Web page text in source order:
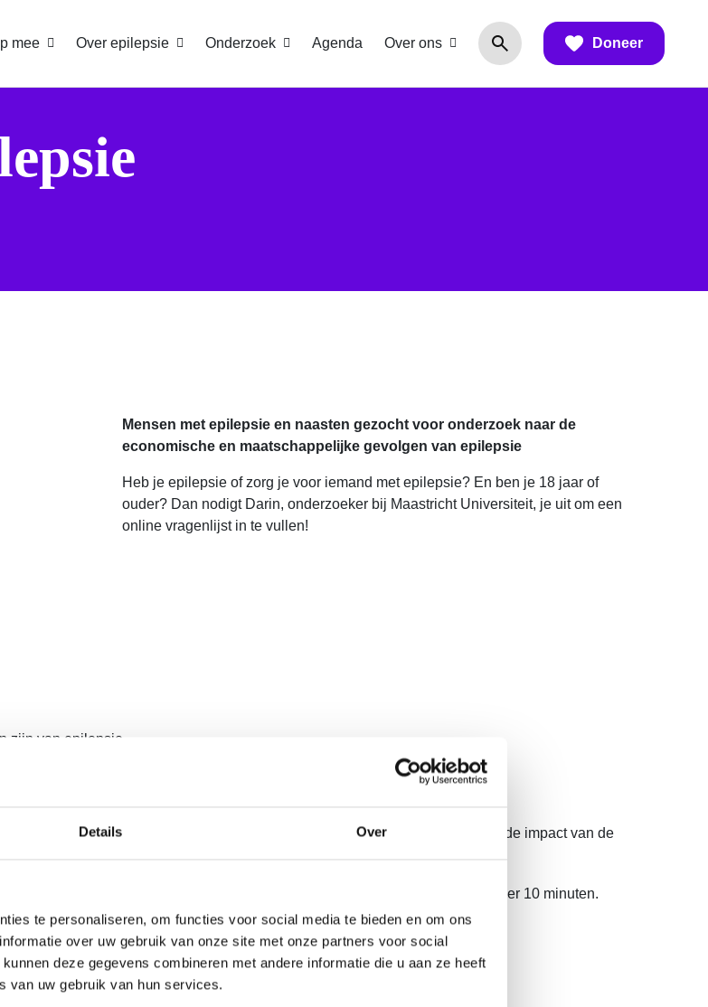
Details Over
te personaliseren, om functies voor social media te bieden en om ons
over uw gebruik van onze site met onze partners voor social
deze gegevens combineren met andere informatie die u aan ze heeft
van uw gebruik van hun services.
mee Over epilepsie Onderzoek Agenda Over ons Doneer
Mensen met epilepsie en naasten gezocht voor onderzoek naar de
economische en maatschappelijke gevolgen van epilepsie
Heb je epilepsie of zorg je voor iemand met epilepsie? En ben je 18 jaar of
ouder? Dan nodigt Darin, onderzoeker bij Maastricht Universiteit, je uit om een
online vragenlijst in te vullen!
zijn van epilepsie.
welzijn en de impact van epilepsie op de kwaliteit van leven.
over zorggebruik. De vragenlijst voor mantelzorgers bevat juist vragen over de impact van de
50 minuten. Het invullen van de vragenlijst voor mantelzorgers duurt ongeveer 10 minuten.
vragenlijst in te vullen (één keer per drie maanden).
Neem dan contact op met Darin (contactgegevens hieronder).